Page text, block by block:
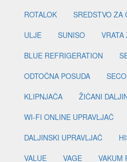
ROTALOK
SREDSTVO ZA
ULJE
SUNISO
VRATA
BLUE REFRIGERATION
ODTOČNA POSUDA
KLIPNJAČA
ŽIČANI
WI-FI ONLINE UPRAVLJAČ
DALJINSKI UPRAVLJAČ
VALUE
VAGE VAKUM